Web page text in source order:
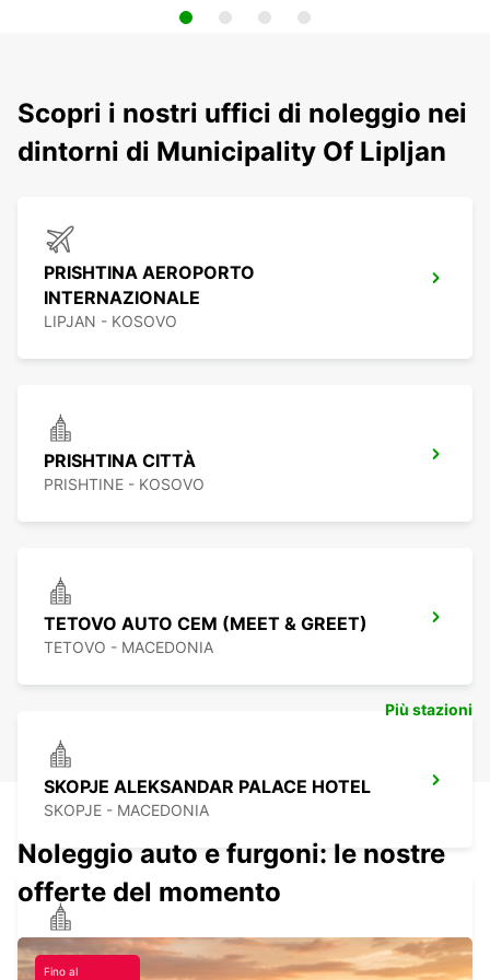
Scopri i nostri uffici di noleggio nei
dintorni di Municipality Of Lipljan
PRISHTINA AEROPORTO
INTERNAZIONALE
LIPJAN - KOSOVO
PRISHTINA CITTÀ
PRISHTINE - KOSOVO
TETOVO AUTO CEM (MEET & GREET)
TETOVO - MACEDONIA
SKOPJE ALEKSANDAR PALACE HOTEL
SKOPJE - MACEDONIA
SKOPJE HOTEL TCC GRAND PLAZA
SKOPJE - MACEDONIA
Più stazioni
Noleggio auto e furgoni: le nostre
offerte del momento
Fino al